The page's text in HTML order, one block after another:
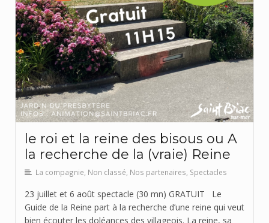
le roi et la reine des bisous ou A
la recherche de la (vraie) Reine
La compagnie Non classé Nos partenaires Spectacles
23 juillet et 6 août spectacle (30 mn) GRATUIT Le
Guide de la Reine part à la recherche d’une reine qui veut
bien écouter les doléances des villageois. La reine, sa